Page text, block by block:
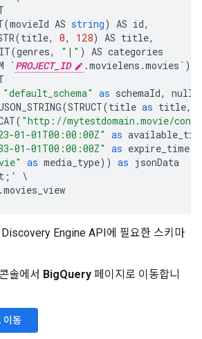
(movieId AS string) AS id,
(title, 0, 128) AS title,
(genres, "|" ) AS categories
`PROJECT_ID .movielens .movies ` )
"default_schema" as schemaId, null
(STRUCT(title as title,
( "http://mytestdomain.movie/
01-01T00:00:00Z" as
01-01T00:00:00Z" as expire_time
as media_type)) as jsonData
t ; '
.movies_view
Engine API에 필요한 스키마
솔에서 BigQuery 페이지로 이동합니
동